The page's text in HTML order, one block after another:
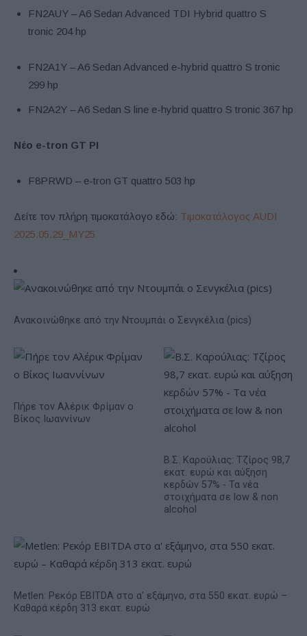
FN2AUY – A6 Sedan Advanced TDI Hybrid quattro S
tronic 204 hp
FN2A1Y – A6 Sedan Advanced e-hybrid quattro S tronic
299 hp
FN2A2Y – A6 Sedan S line e-hybrid quattro S tronic 367 hp
Νέο e-tron GT PI
F8PRWD – e-tron GT quattro 503 hp
Δείτε τον πλήρη τιμοκατάλογο εδώ: Tιμοκατάλογος AUDI
2025.05.29_MY25
Ανακοινώθηκε από την Ντουμπάι ο Σενγκέλια (pics)
Πήρε τον Αλέρικ Φρίμαν ο
Βίκος Ιωαννίνων
Β.Σ. Καρούλιας: Τζίρος 98,7
εκατ. ευρώ και αύξηση
κερδών 57% - Τα νέα
στοιχήματα σε low & non
alcohol
Metlen: Ρεκόρ EBITDA στο α' εξάμηνο, στα 550 εκατ. ευρώ –
Καθαρά κέρδη 313 εκατ. ευρώ